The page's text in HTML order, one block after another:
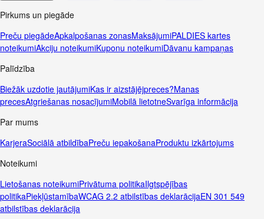
Pirkums un piegāde
Preču piegādeApkalpošanas zonasMaksājumiPALDIES kartes
noteikumiAkciju noteikumiKuponu noteikumiDāvanu kampaņas
Palīdzība
Biežāk uzdotie jautājumiKas ir aizstājējpreces?Manas
precesAtgriešanas nosacījumiMobilā lietotneSvarīga informācija
Par mums
KarjeraSociālā atbildībaPreču iepakošanaProduktu izkārtojums
Noteikumi
Lietošanas noteikumiPrivātuma politikaIlgtspējības
politikaPiekļūstamībaWCAG 2.2 atbilstības deklarācijaEN 301 549
atbilstības deklarācija